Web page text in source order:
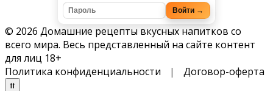
Войти →
© 2026 Домашние рецепты вкусных напитков со
всего мира. Весь представленный на сайте контент
для лиц 18+
Политика конфиденциальности
| Договор-оферта